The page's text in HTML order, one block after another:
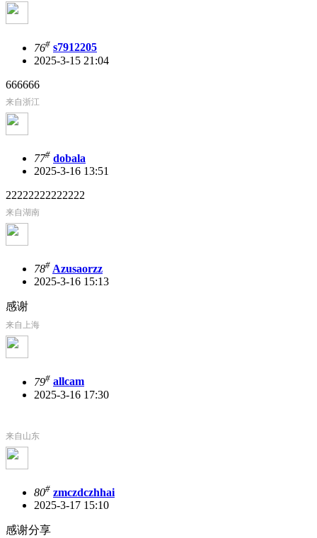
76# s7912205
2025-3-15 21:04
666666
来自浙江
77# dobala
2025-3-16 13:51
22222222222222
来自湖南
78# Azusaorzz
2025-3-16 15:13
感谢
来自上海
79# allcam
2025-3-16 17:30
来自山东
80# zmczdczhhai
2025-3-17 15:10
感谢分享